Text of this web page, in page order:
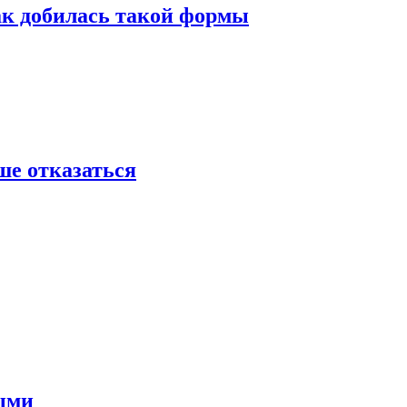
добилась такой формы
отказаться